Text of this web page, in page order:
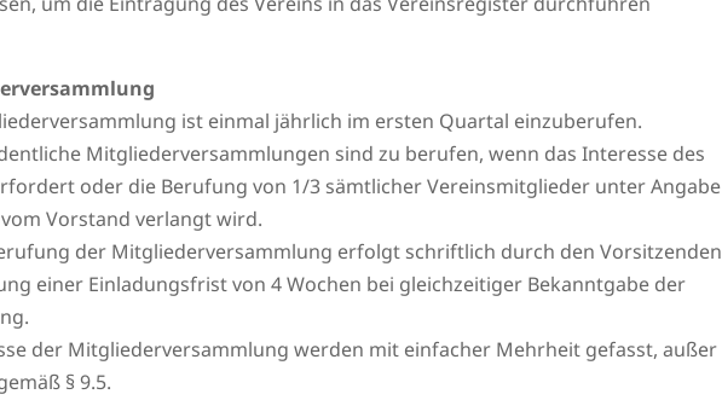
ist einmal jährlich im ersten Quartal einzuberufen.
Mitgliederversammlungen sind zu berufen, wenn das Interesse des
oder die Berufung von 1/3 sämtlicher Vereinsmitglieder unter Angabe
Vorstand verlangt wird.
der Mitgliederversammlung erfolgt schriftlich durch den Vorsitzenden
einer Einladungsfrist von 4 Wochen bei gleichzeitiger Bekanntgabe der
der Mitgliederversammlung werden mit einfacher Mehrheit gefasst, außer
§ 9.5.